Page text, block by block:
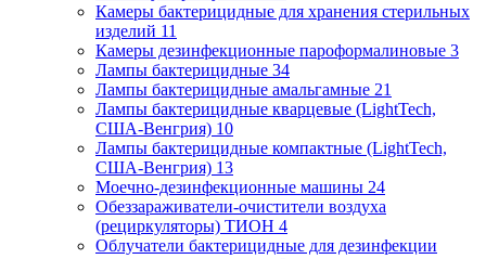
Камеры бактерицидные для хранения стерильных
изделий 11
Камеры дезинфекционные пароформалиновые 3
Лампы бактерицидные 34
Лампы бактерицидные амальгамные 21
Лампы бактерицидные кварцевые (LightTech,
США-Венгрия) 10
Лампы бактерицидные компактные (LightTech,
США-Венгрия) 13
Моечно-дезинфекционные машины 24
Обеззараживатели-очистители воздуха
(рециркуляторы) ТИОН 4
Облучатели бактерицидные для дезинфекции